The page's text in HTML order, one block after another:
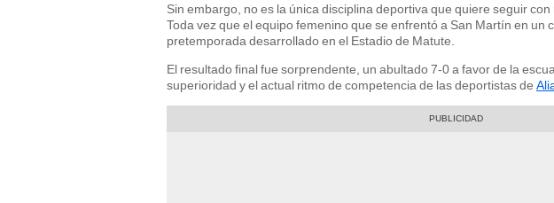
Sin embargo, no es la única disciplina deportiva que quiere seguir
Toda vez que el equipo femenino que se enfrentó a San Martín en un
pretemporada desarrollado en el Estadio de Matute.
El resultado final fue sorprendente, un abultado 7-0 a favor de la
superioridad y el actual ritmo de competencia de las deportistas de